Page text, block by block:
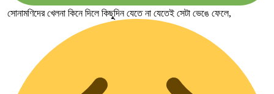
সোনামণিদের খেলনা কিনে দিলে কিছুূদিন যেতে না যেতেই সেটা ভেঙে ফেলে,